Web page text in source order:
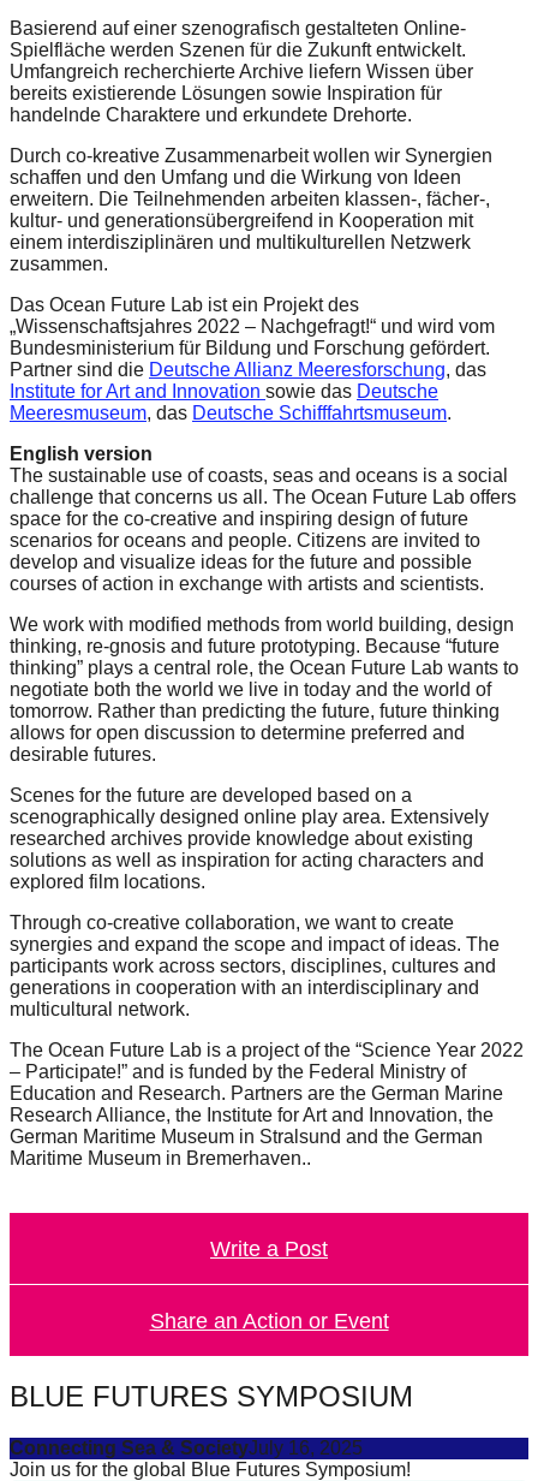
entrepreneurship
enables
the
long-
term
success.
Basierend auf einer szenografisch gestalteten Online-
Spielfläche werden Szenen für die Zukunft entwickelt.
Umfangreich recherchierte Archive liefern Wissen über
bereits existierende Lösungen sowie Inspiration für
handelnde Charaktere und erkundete Drehorte.
Durch co-kreative Zusammenarbeit wollen wir Synergien
schaffen und den Umfang und die Wirkung von Ideen
erweitern. Die Teilnehmenden arbeiten klassen-, fächer-,
kultur- und generationsübergreifend in Kooperation mit
einem interdisziplinären und multikulturellen Netzwerk
zusammen.
Das Ocean Future Lab ist ein Projekt des
„Wissenschaftsjahres 2022 – Nachgefragt!“ und wird vom
Bundesministerium für Bildung und Forschung gefördert.
Partner sind die Deutsche Allianz Meeresforschung, das
Institute for Art and Innovation sowie das Deutsche
Meeresmuseum, das Deutsche Schifffahrtsmuseum.
English version
The sustainable use of coasts, seas and oceans is a social
challenge that concerns us all. The Ocean Future Lab offers
space for the co-creative and inspiring design of future
scenarios for oceans and people. Citizens are invited to
develop and visualize ideas for the future and possible
courses of action in exchange with artists and scientists.
We work with modified methods from world building, design
thinking, re-gnosis and future prototyping. Because “future
thinking” plays a central role, the Ocean Future Lab wants to
negotiate both the world we live in today and the world of
tomorrow. Rather than predicting the future, future thinking
allows for open discussion to determine preferred and
desirable futures.
Scenes for the future are developed based on a
scenographically designed online play area. Extensively
researched archives provide knowledge about existing
solutions as well as inspiration for acting characters and
explored film locations.
Through co-creative collaboration, we want to create
synergies and expand the scope and impact of ideas. The
participants work across sectors, disciplines, cultures and
generations in cooperation with an interdisciplinary and
multicultural network.
The Ocean Future Lab is a project of the “Science Year 2022
– Participate!” and is funded by the Federal Ministry of
Education and Research. Partners are the German Marine
Research Alliance, the Institute for Art and Innovation, the
German Maritime Museum in Stralsund and the German
Maritime Museum in Bremerhaven..
Write a Post
Share an Action or Event
BLUE FUTURES SYMPOSIUM
Connecting Sea & SocietyJuly 16, 2025
Join us for the global Blue Futures Symposium!